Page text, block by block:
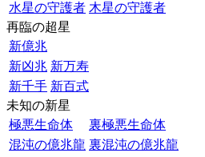
水星の守護者 木星の守護者
再臨の超星
新億兆
新凶兆 新万寿
新千手 新百式
未知の新星
極悪生命体
裏極悪生命体
混沌の億兆龍 裏混沌の億兆龍